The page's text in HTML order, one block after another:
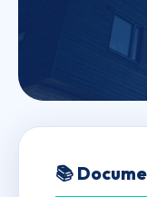
91
📚